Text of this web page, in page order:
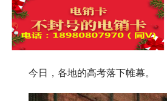
今日，各地的高考落下帷幕。